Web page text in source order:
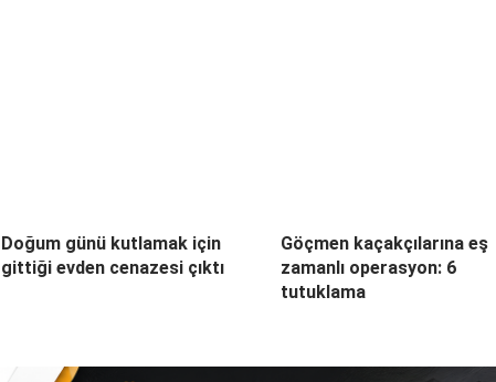
Doğum günü kutlamak için
gittiği evden cenazesi çıktı
Göçmen kaçakçılarına eş
zamanlı operasyon: 6
tutuklama